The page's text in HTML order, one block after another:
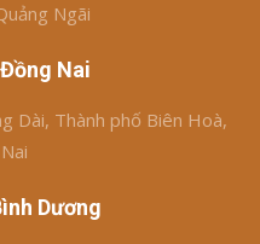
Ngãi
Nai
Dài, Thành phố Biên Hoà,
Dương